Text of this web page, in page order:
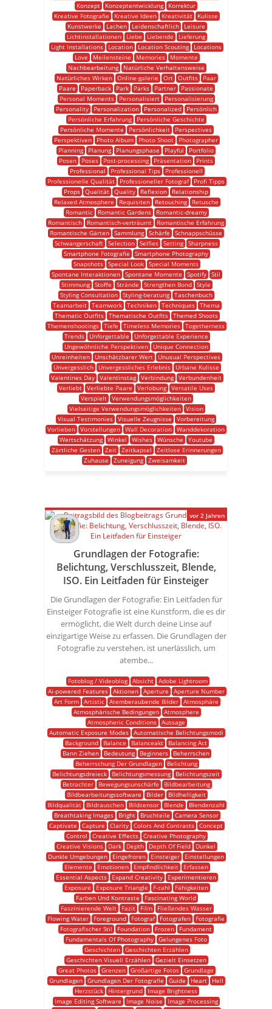
Konzept
Konzeptentwicklung
Korrektur
Kreative Fotografie
Kreative Ideen Kreativität
Kulisse
Kunstwerke
Lachen Leidenschaftlich
Leisure
Lichtinstallationen
Liebe Liebende
Lieferung
Light Installations
Location Location Scouting
Locations
Love
Meilensteine Memories
Momente
Nachbearbeitung
Natürliche Verhaltensweise
Natürliches Wirken
Online-galerie Ort Outfits
Paar
Paare
Paperback Park Parks Partner
Passionate
Personal Moments
Personalisiert
Personalisierung
Personality
Personalization Personalized
Persönlich
Persönliche Erfahrung
Persönliche Geschichte
Persönliche Momente
Persönlichkeit
Perspectives
Perspektiven
Photo Album Photo Shoot
Photographer
Planning
Planung Planungsphase Playful
Portfolio
Posen
Poses Post-processing Präsentation
Prints
Professional
Professional Tips
Professionell
Professionelle Qualität
Professioneller Fotograf
Profi Tipps
Props Qualität Quality Reflexion
Relationship
Relaxed Atmosphere
Requisiten Retouching
Retusche
Romantic
Romantic Gardens
Romantic-dreamy
Romantisch
Romantisch-verträumt
Romantische Erfahrung
Romantische Gärten Sammlung Schärfe
Schnappschüsse
Schwangerschaft
Selection Selfies Setting
Sharpness
Smartphone Fotografie
Smartphone Photography
Snapshots Special Look Special Moments
Spontane Interaktionen Spontane Momente Spotify Stil
Stimmung Stoffe Strände Strengthen Bond Style
Styling Consultation
Styling-beratung
Taschenbuch
Teamarbeit
Teamwork Techniken Techniques
Thema
Thematic Outfits
Thematische Outfits
Themed Shoots
Themenshootings Tiefe Timeless Memories Togetherness
Trends
Unforgettable
Unforgettable Experience
Ungewöhnliche Perspektiven
Unique Connection
Unreinheiten
Unschätzbarer Wert
Unusual Perspectives
Unvergesslich
Unvergessliches Erlebnis
Urbane Kulisse
Valentines Day
Valentinstag Verbindung
Verbundenheit
Verliebt Verliebte Paare Verlobung Versatile Uses
Verspielt Verwendungsmöglichkeiten
Vielseitige Verwendungsmöglichkeiten
Vision
Visual Testimonies Visuelle Zeugnisse
Vorbereitung
Vorlieben Vorstellungen Wall Decoration Wanddekoration
Wertschätzung Winkel Wishes Wünsche
Youtube
Zärtliche Gesten
Zeit Zeitkapsel
Zeitlose Erinnerungen
Zuhause
Zuneigung Zweisamkeit
Grundlagen der Fotografie:
Belichtung, Verschlusszeit, Blende,
ISO. Ein Leitfaden für Einsteiger
Die Grundlagen der Fotografie: Ein Leitfaden für
Einsteiger Fotografie ist eine Kunstform, die es dir
ermöglicht, die Welt durch deine Linse auf
einzigartige Weise zu erfassen. Die Grundlagen der
Fotografie zu verstehen, ist unerlässlich, um
atembe...
Fotoblog / Videoblog Absicht
Adobe Lightroom
Ai-powered Features
Aktionen Aperture
Aperture Number
Art Form
Artistic Atemberaubende Bilder
Atmosphäre
Atmosphärische Bedingungen
Atmosphere
Atmospheric Conditions
Aussage
Automatic Exposure Modes
Automatische Belichtungsmodi
Background
Balance Balanceakt
Balancing Act
Bann Ziehen
Bedeutung Beginners
Beherrschen
Beherrschung Der Grundlagen
Belichtung
Belichtungsdreieck
Belichtungsmessung
Belichtungszeit
Betrachter
Bewegungsunschärfe
Bildbearbeitung
Bildbearbeitungssoftware
Bilder
Bildhelligkeit
Bildqualität
Bildrauschen Bildsensor Blende
Blendenzahl
Breathtaking Images
Bright Bruchteile
Camera Sensor
Captivate
Capture Clarity Colors And Contrasts Concept
Control
Creative Effects Creative Photography
Creative Visions
Dark Depth Depth Of Field
Dunkel
Dunkle Umgebungen
Eingefroren Einsteiger
Einstellungen
Elemente
Emotionen Empfindlichkeit
Erfassen
Essential Aspects
Expand Creativity
Experimentieren
Exposure
Exposure Triangle F-zahl
Fähigkeiten
Farben Und Kontraste
Fascinating World
Faszinierende Welt
Fazit Film
Fließendes Wasser
Flowing Water
Foreground Fotograf Fotografen
Fotografie
Fotografischer Stil
Foundation Frozen
Fundament
Fundamentals Of Photography
Gelungenes Foto
Geschichten
Geschichten Erzählen
Geschichten Visuell Erzählen
Gezielt Einsetzen
Great Photos Grenzen Großartige Fotos Grundlage
Grundlagen
Grundlagen Der Fotografie Guide Heart
Hell
Herzstück
Hintergrund
Image Brightness
Image Editing Software
Image Noise
Image Processing
vor 2 Jahren